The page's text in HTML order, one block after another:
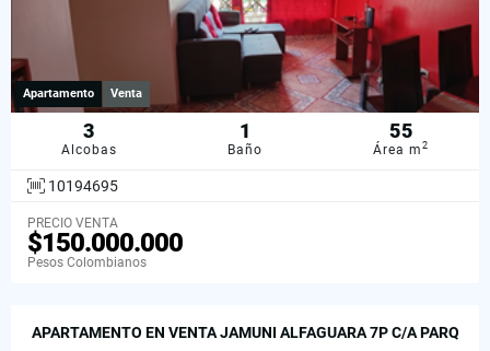
Apartamento Venta
3
Alcobas
1
Baño
55
Área m2
10194695
PRECIO VENTA
$150.000.000
Pesos Colombianos
APARTAMENTO EN VENTA JAMUNI ALFAGUARA 7P C/A PARQ